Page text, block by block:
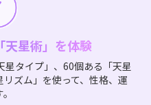
天星術」を体験
タイプ」、60個ある「天星
ズム」を使って、性格、運